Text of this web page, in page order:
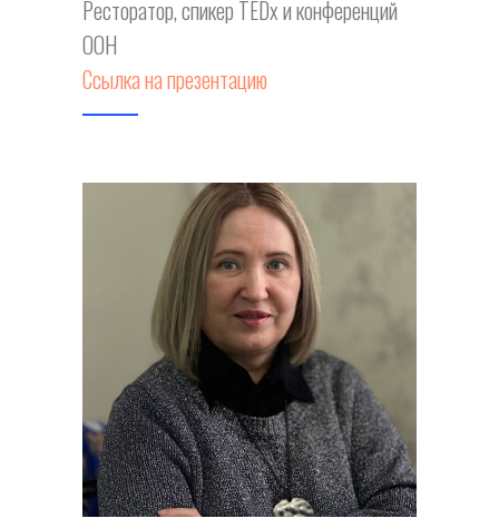
Ресторатор, спикер TEDх и конференций
ООН
Ссылка на презентацию